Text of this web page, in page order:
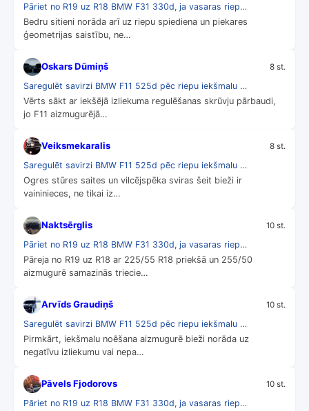
Pāriet no R19 uz R18 BMW F31 330d, ja vasaras riep…
Bedru sitieni norāda arī uz riepu spiediena un piekares
ģeometrijas saistību, ne…
Oskars Dūmiņš 8 st.
Saregulēt savirzi BMW F11 525d pēc riepu iekšmalu …
Vērts sākt ar iekšējā izliekuma regulēšanas skrūvju pārbaudi,
jo F11 aizmugurējā…
Veiksmekaralis 8 st.
Saregulēt savirzi BMW F11 525d pēc riepu iekšmalu …
Ogres stūres saites un vilcējspēka sviras šeit bieži ir
vaininieces, ne tikai iz…
Naktsērglis 10 st.
Pāriet no R19 uz R18 BMW F31 330d, ja vasaras riep…
Pāreja no R19 uz R18 ar 225/55 R18 priekšā un 255/50
aizmugurē samazinās triecie…
Arvīds Graudiņš 10 st.
Saregulēt savirzi BMW F11 525d pēc riepu iekšmalu …
Pirmkārt, iekšmalu noēšana aizmugurē bieži norāda uz
negatīvu izliekumu vai nepa…
Pāvels Fjodorovs 10 st.
Pāriet no R19 uz R18 BMW F31 330d, ja vasaras riep…